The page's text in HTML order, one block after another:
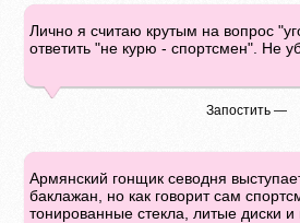
Лично я считаю крутым на вопрос
ответить "не курю - спортсмен". Не
Запостить —
Армянский гонщик севодня
баклажан, но как говорит сам
тонированные стекла, литые диски и